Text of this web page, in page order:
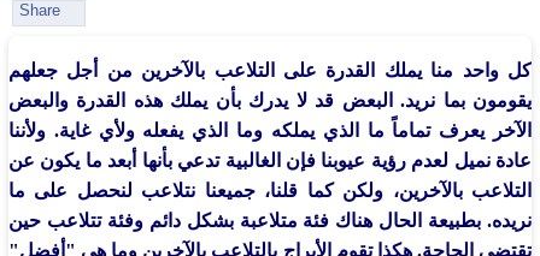
Share
كل واحد منا يملك القدرة على التلاعب بالآخرين من أجل جعلهم
يقومون بما نريد. البعض قد لا يدرك بأن يملك هذه القدرة والبعض
الآخر يعرف تماماً ما الذي يملكه وما الذي يفعله ولأي غاية. ولأننا
عادة نميل لعدم رؤية عيوبنا فإن الغالبية تدعي بأنها أبعد ما يكون عن
التلاعب بالآخرين، ولكن كما قلنا، جميعنا نتلاعب لنحصل على ما
نريده. بطبيعة الحال هناك فئة متلاعبة بشكل دائم وفئة تتلاعب حين
تقتضي الحاجة. هكذا تقوم الأبراج بالتلاعب بالآخرين وما هي "أفضل"